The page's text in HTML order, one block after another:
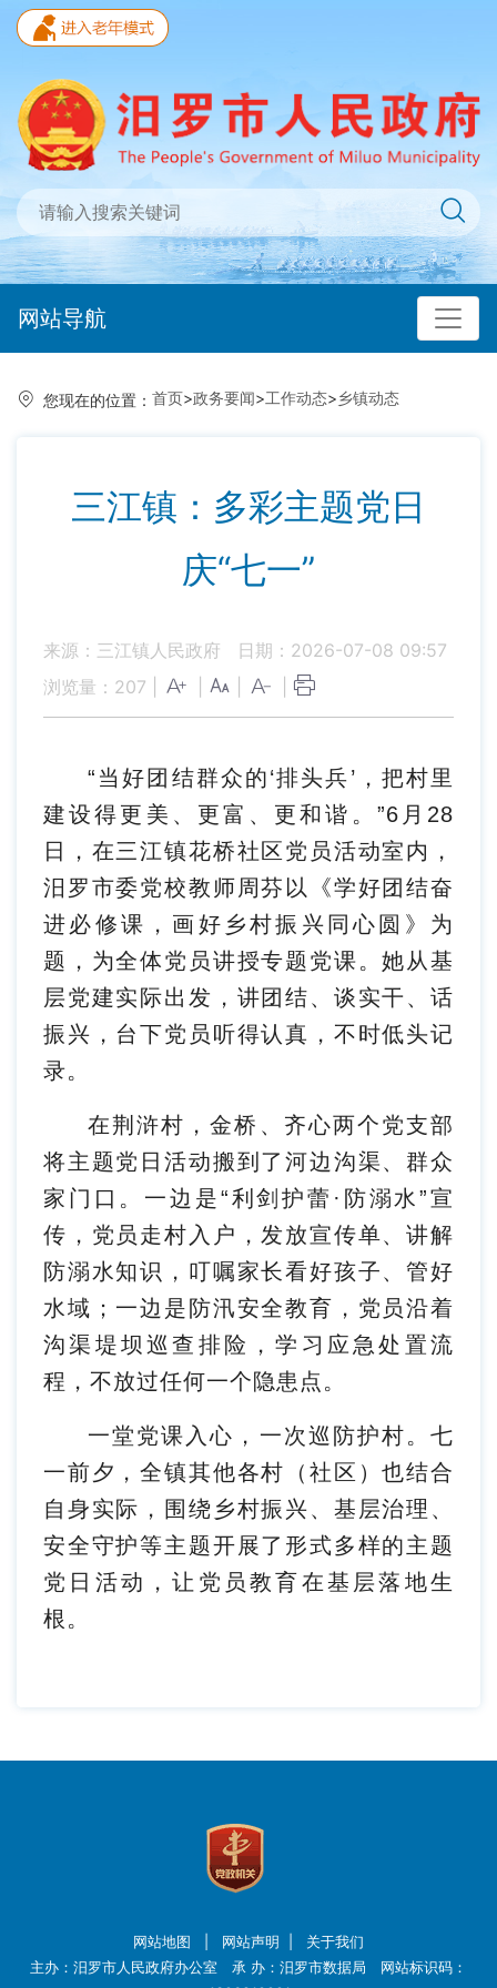
网站导航
您现在的位置： 首页>政务要闻>工作动态>乡镇动态
三江镇：多彩主题党日
庆“七一”
来源：三江镇人民政府
日期：2026-07-08 09:57
浏览量： 207
“当好团结群众的‘排头兵’，把村里
建设得更美、更富、更和谐。”6月28
日，在三江镇花桥社区党员活动室内，
汨罗市委党校教师周芬以《学好团结奋
进必修课，画好乡村振兴同心圆》为
题，为全体党员讲授专题党课。她从基
层党建实际出发，讲团结、谈实干、话
振兴，台下党员听得认真，不时低头记
录。
在荆浒村，金桥、齐心两个党支部
将主题党日活动搬到了河边沟渠、群众
家门口。一边是“利剑护蕾·防溺水”宣
传，党员走村入户，发放宣传单、讲解
防溺水知识，叮嘱家长看好孩子、管好
水域；一边是防汛安全教育，党员沿着
沟渠堤坝巡查排险，学习应急处置流
程，不放过任何一个隐患点。
一堂党课入心，一次巡防护村。七
一前夕，全镇其他各村（社区）也结合
自身实际，围绕乡村振兴、基层治理、
安全守护等主题开展了形式多样的主题
党日活动，让党员教育在基层落地生
根。
网站地图 网站声明
关于我们
主办：汨罗市人民政府办公室 承 办：汨罗市数据局 网站标识码：